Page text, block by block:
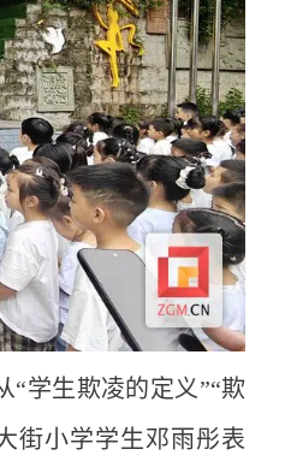
“学生欺凌的定义”“欺
街小学学生邓雨彤表